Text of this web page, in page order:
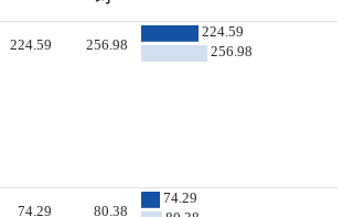
224.59 256.98
224.59
256.98
74.29 80.38
74.29